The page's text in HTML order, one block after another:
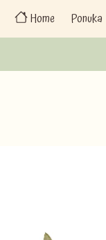
Home Ponuka